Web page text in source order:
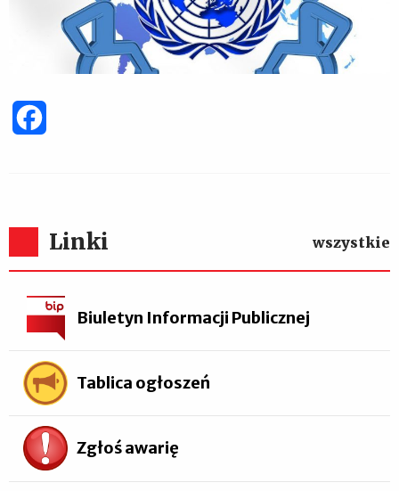
Linki wszystkie
Biuletyn Informacji Publicznej
Tablica ogłoszeń
Zgłoś awarię